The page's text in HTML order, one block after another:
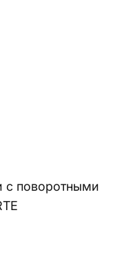
с поворотными